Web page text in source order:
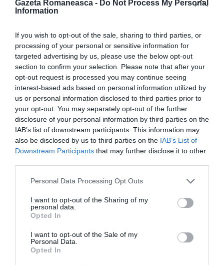
Gazeta Romaneasca - Do Not Process My Personal
Information
If you wish to opt-out of the sale, sharing to third parties, or
processing of your personal or sensitive information for
targeted advertising by us, please use the below opt-out
section to confirm your selection. Please note that after your
opt-out request is processed you may continue seeing
interest-based ads based on personal information utilized by
us or personal information disclosed to third parties prior to
your opt-out. You may separately opt-out of the further
disclosure of your personal information by third parties on the
IAB’s list of downstream participants. This information may
also be disclosed by us to third parties on the IAB’s List of
Downstream Participants that may further disclose it to other
Personal Data Processing Opt Outs
I want to opt-out of the Sharing of my
personal data.
Opted In
I want to opt-out of the Sale of my
Personal Data.
Opted In
Ministerul a adăugat că decizia reflectă circulaţia
arătat-o ​​vaccinurile de rapel în prevenirea deceselor
legate de Covid-19 şi, mai general, a simptomelor
care ar necesita spitalizare.
Italia a înregistrat 152.848 de decese legate de
Covid-19 de la izbucnirea epidemiei, în februarie 2020,
al doilea cel mai mare număr din Europa după Marea
Britanie şi al optulea cel mai mare din lume. Ţara a
raportat până în prezent 12,4 milioane de cazuri.
STIRI ITALIA
Articolul anterior
Șoc la Padova, român de 36 de ani mort de
Următorul articol
Italia, român de 49 de ani, lovit mortal de